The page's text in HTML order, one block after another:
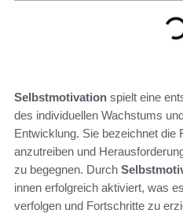
Selbstmotivation spielt eine
des individuellen Wachstums
Entwicklung. Sie bezeichnet die
anzutreiben und
zu begegnen. Durch
innen erfolgreich aktiviert, was
verfolgen und Fortschritte zu